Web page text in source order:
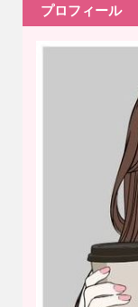
プロフィール